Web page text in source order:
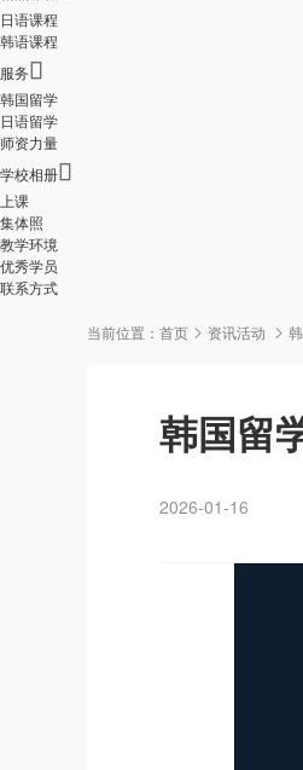
日语课程
韩语课程
服务
韩国留学
日语留学
师资力量
学校相册
上课
集体照
教学环境
优秀学员
联系方式
当前位置： 首页 资讯活动
韩国留
2026-01-16